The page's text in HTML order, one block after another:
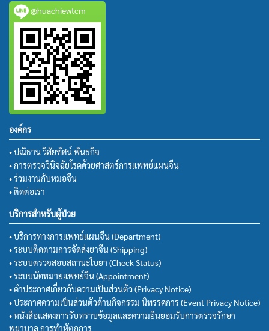
@huachiewtcm
องค์กร
• ปณิธาน วิสัยทัศน์ พันธกิจ
• การตรวจวินิจฉัยโรคด้วยศาสตร์การแพทย์แผนจีน
• ร่วมงานกับหมอจีน
• ติดต่อเรา
บริการสำหรับผู้ป่วย
• บริการทางการแพทย์แผนจีน (Department)
• ระบบติดตามการจัดส่งยาจีน (Shipping)
• ระบบตรวจสอบสถานะใบยา (Check Status)
• ระบบนัดหมายแพทย์จีน (Appointment)
• คำประกาศเกี่ยวกับความเป็นส่วนตัว (Privacy Notice)
• ประกาศความเป็นส่วนตัวด้านกิจกรรม นิทรรศการ (Event Privacy Notice)
• หนังสือแสดงการรับทราบข้อมูลและความยินยอมรับการตรวจรักษา
พยาบาล การทำหัตถการ